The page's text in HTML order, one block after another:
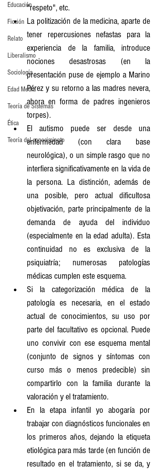
Educación
Ficción
Relato
Liberalismo
Sociología
Edad Media
Teoría de Sistemas
Ética
Teoría del conocimiento
"respeto", etc.
La politización de la medicina, aparte de
tener repercusiones nefastas para la
experiencia de la familia, introduce
nociones desastrosas (en la
presentación puse de ejemplo a Marino
Pérez y su retorno a las madres nevera,
ahora en forma de padres ingenieros
torpes).
El autismo puede ser desde una
enfermedad (con clara base
neurológica), o un simple rasgo que no
interfiera significativamente en la vida de
la persona. La distinción, además de
una posible, pero actual dificultosa
objetivación, parte principalmente de la
demanda de ayuda del individuo
(especialmente en la edad adulta). Esta
continuidad no es exclusiva de la
psiquiatría; numerosas patologías
médicas cumplen este esquema.
Si la categorización médica de la
patología es necesaria, en el estado
actual de conocimientos, su uso por
parte del facultativo es opcional. Puede
uno convivir con ese esquema mental
(conjunto de signos y síntomas con
curso más o menos predecible) sin
compartirlo con la familia durante la
valoración y el tratamiento.
En la etapa infantil yo abogaría por
trabajar con diagnósticos funcionales en
los primeros años, dejando la etiqueta
etiológica para más tarde (en función de
resultado en el tratamiento, si se da, y